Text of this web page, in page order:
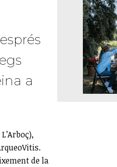
a
de la